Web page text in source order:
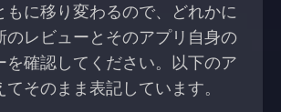
もに移り変わるので、どれかに
のレビューとそのアプリ自身の
を確認してください。以下のア
そのまま表記しています。